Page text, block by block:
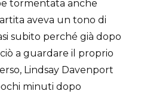
tormentata anche
aveva un tono di
subito perché già dopo
a guardare il proprio
Lindsay Davenport
minuti dopo